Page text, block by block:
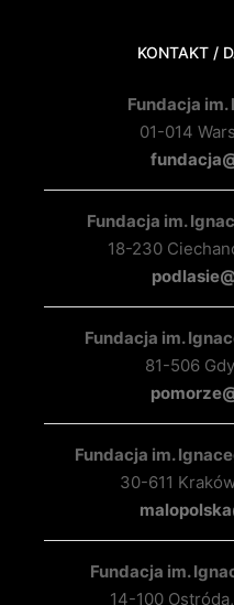
KONTAKT /
Fundacja
01-014
Fundacja im.
18-230
Fundacja im.
81-506
Fundacja im.
30-611
Fundacja im.
14-100